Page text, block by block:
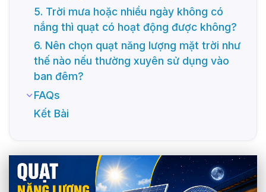
5. Trời mưa hoặc nhiều ngày không có
nắng thì quạt có hoạt động được không?
6. Nên chọn quạt năng lượng mặt trời như
thế nào nếu thường xuyên sử dụng vào
ban đêm?
FAQs
Kết Bài